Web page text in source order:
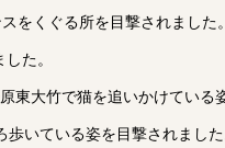
くぐる所を目撃されました。
た。
大竹で猫を追いかけている
いている姿を目撃されました